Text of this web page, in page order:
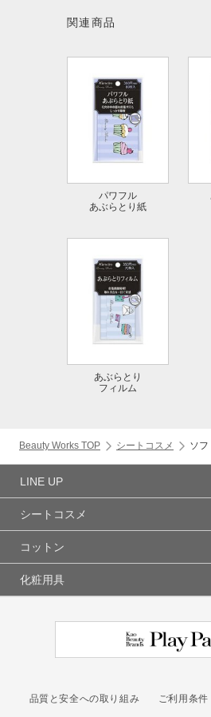
関連商品
パワフル
あぶらとり紙
あぶらとり
フィルム
Beauty Works TOP シートコスメ ソ
LINE UP
シートコスメ
コットン
化粧用具
品質と安全への取り組み ご利用条件